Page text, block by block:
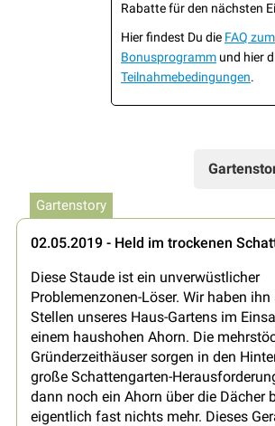
Rabatte für den nächsten
Hier findest Du die FAQ zum
Bonusprogramm und hier
Teilnahmebedingungen.
Gartenstory
02.05.2019 - Held im trockenen
Diese Staude ist ein unverwüstlicher
Problemenzonen-Löser. Wir haben ihn
Stellen unseres Haus-Gartens im
einem haushohen Ahorn. Die
Gründerzeithäuser sorgen in den
große Schattengarten-
dann noch ein Ahorn über die Dächer
eigentlich fast nichts mehr. Dieses